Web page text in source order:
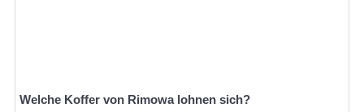
Welche Koffer von Rimowa lohnen sich?